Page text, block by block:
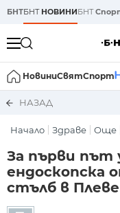
БНТБНТ НОВИНИБНТ
НовиниСвятСпорт
НАЗАД
Начало Здраве Още
За първи път
ендоскопска
стълб в